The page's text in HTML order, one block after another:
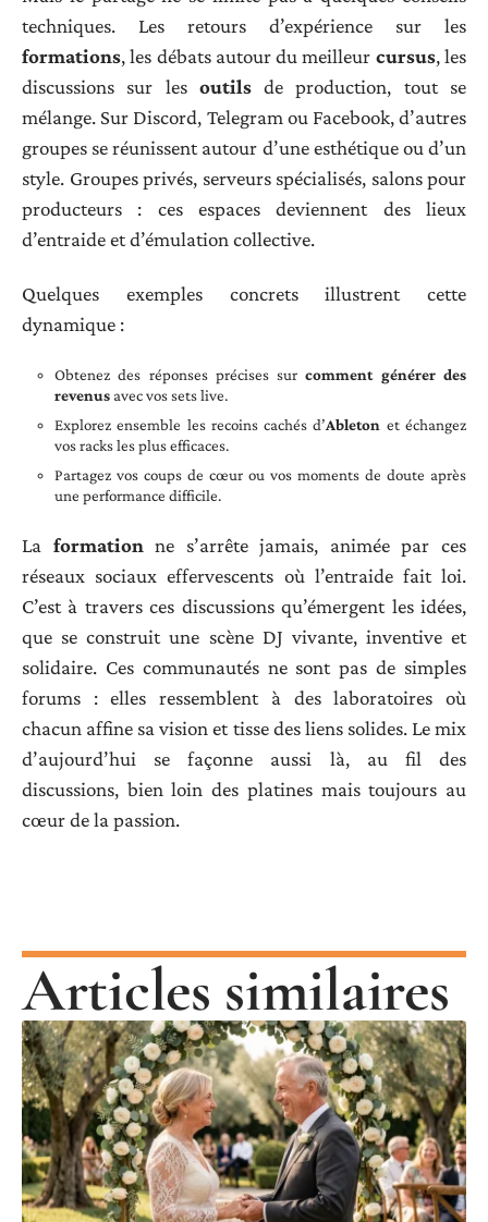
techniques. Les retours d’expérience sur les
formations, les débats autour du meilleur cursus, les
discussions sur les outilsde production, tout se
mélange. Sur Discord, Telegram ou Facebook, d’autres
groupes se réunissent autour d’une esthétique ou d’un
style. Groupes privés, serveurs spécialisés, salons pour
producteurs : ces espaces deviennent des lieux
d’entraide et d’émulation collective.
Quelques exemples concrets illustrent cette
dynamique :
Obtenez des réponses précises surcomment générer des
revenus avec vos sets live.
Explorez ensemble les recoins cachés d’Ableton et échangez
vos racks les plus efficaces.
Partagez vos coups de cœur ou vos moments de doute après
une performance difficile.
La formationne s’arrête jamais, animée par ces
réseaux sociaux effervescents où l’entraide fait loi.
C’est à travers ces discussions qu’émergent les idées,
que se construit une scène DJ vivante, inventive et
solidaire. Ces communautés ne sont pas de simples
forums : elles ressemblent à des laboratoires où
chacun affine sa vision et tisse des liens solides. Le mix
d’aujourd’hui se façonne aussi là, au fil des
discussions, bien loin des platines mais toujours au
cœur de la passion.
Articles similaires